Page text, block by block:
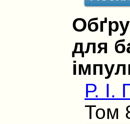
для
Р. І.
Том